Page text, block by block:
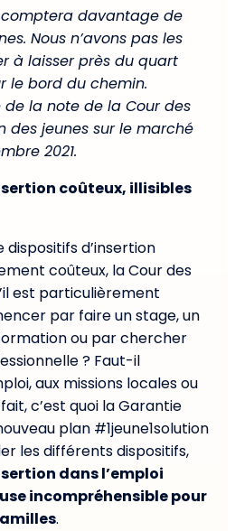
comptera davantage de
Nous n’avons pas les
à laisser près du quart
le bord du chemin.
de la note de la Cour des
des jeunes sur le marché
2021.
coûteux, illisibles
dispositifs d’insertion
coûteux, la Cour des
est particulièrement
par faire un stage, un
ou par chercher
? Faut-il
aux missions locales ou
c’est quoi la Garantie
plan #1jeune1solution
les différents dispositifs,
dans l’emploi
incompréhensible pour
.